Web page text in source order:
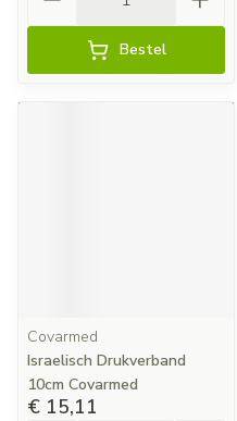
Bestel
Covarmed
Israelisch Drukverband
10cm Covarmed
€ 15,11